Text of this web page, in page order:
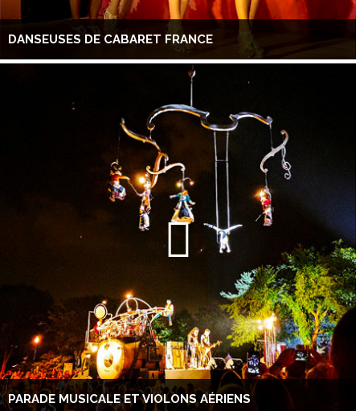
DANSEUSES DE CABARET FRANCE
PARADE MUSICALE ET VIOLONS AÉRIENS